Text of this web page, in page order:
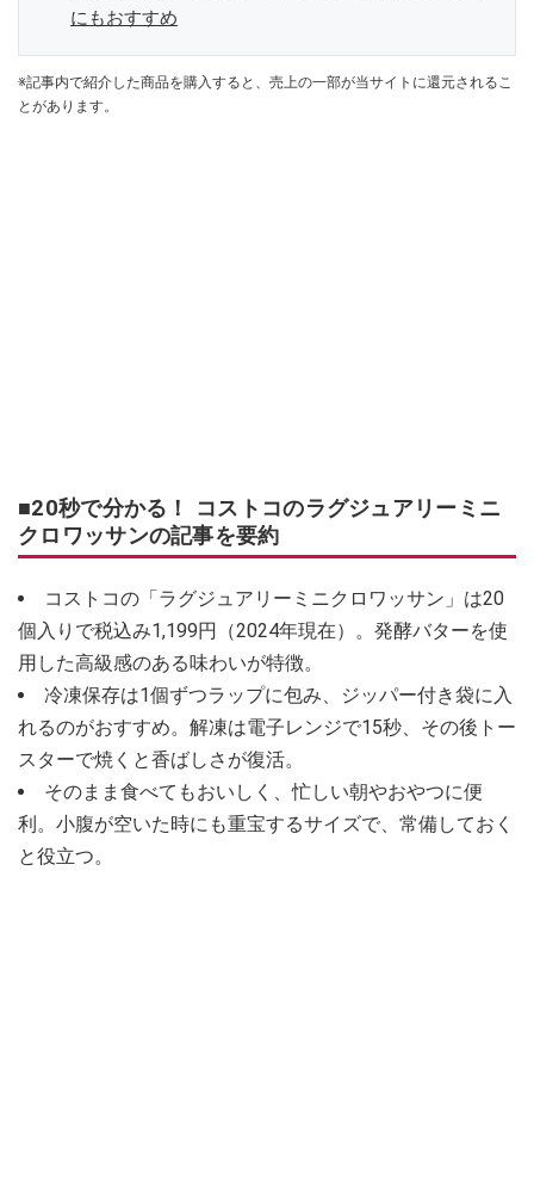
にもおすすめ
※記事内で紹介した商品を購入すると、売上の一部が当サイトに還元されるこ
とがあります。
■20秒で分かる！ コストコのラグジュアリーミニ
クロワッサンの記事を要約
コストコの「ラグジュアリーミニクロワッサン」は20
個入りで税込み1,199円（2024年現在）。発酵バターを使
用した高級感のある味わいが特徴。
冷凍保存は1個ずつラップに包み、ジッパー付き袋に入
れるのがおすすめ。解凍は電子レンジで15秒、その後トー
スターで焼くと香ばしさが復活。
そのまま食べてもおいしく、忙しい朝やおやつに便
利。小腹が空いた時にも重宝するサイズで、常備しておく
と役立つ。